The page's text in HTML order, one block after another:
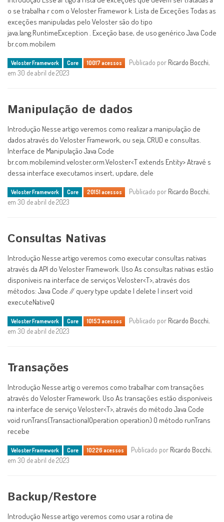
o se trabalha r com o Veloster Framewor k. Lista de Exceções Todas as
exceções manipuladas pelo Veloster são do tipo
java.lang.RuntimeException . Exceção base, de uso genérico Java Code
br.com.mobilem
Veloster Framework Core 10017 acessos Publicado por Ricardo Bocchi,
em 30 de abril de 2023
Manipulação de dados
Introdução Nesse artigo veremos como realizar a manipulação de
dados através do Veloster Framework, ou seja, CRUD e consultas.
Interface de Manipulação Java Code
br.com.mobilemind.veloster.orm.Veloster<T extends Entity> Atravé s
dessa interface executamos insert, updare, dele
Veloster Framework Core 20151 acessos Publicado por Ricardo Bocchi,
em 30 de abril de 2023
Consultas Nativas
Introdução Nesse artigo veremos como executar consultas nativas
através da API do Veloster Framework. Uso As consultas nativas estão
disponíveis na interface de serviços Veloster<T>, através dos
métodos: Java Code // query type update | delete | insert void
executeNativeQ
Veloster Framework Core 10153 acessos Publicado por Ricardo Bocchi,
em 30 de abril de 2023
Transações
Introdução Nesse artig o veremos como trabalhar com transações
através do Veloster Framework. Uso As transações estão disponíveis
na interface de serviço Veloster<T>, através do método Java Code
void runTrans(TransactionalOperation operation) O método runTrans
recebe
Veloster Framework Core 10226 acessos Publicado por Ricardo Bocchi,
em 30 de abril de 2023
Backup/Restore
Introdução Nesse artigo veremos como usar a rotina de